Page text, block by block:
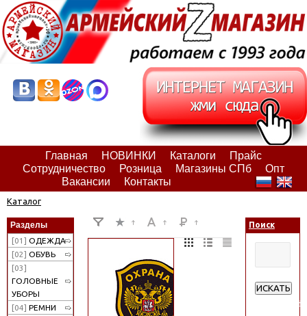
Главная НОВИНКИ Каталоги
Прайс
Сотрудничество
Розница Магазины СПб
Опт
Вакансии
Контакты
Каталог
Разделы
[01] ОДЕЖДА
[02] ОБУВЬ
[03]
ГОЛОВНЫЕ
УБОРЫ
[04] РЕМНИ
Поиск
ИСКАТЬ